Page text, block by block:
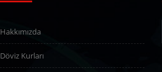
Hakkımızda
Döviz Kurları